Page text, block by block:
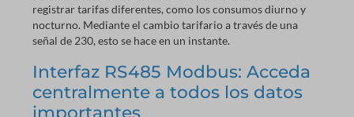
registrar tarifas diferentes, como los consumos diurno y
nocturno. Mediante el cambio tarifario a través de una
señal de 230, esto se hace en un instante.
Interfaz RS485 Modbus: Acceda
centralmente a todos los datos
importantes